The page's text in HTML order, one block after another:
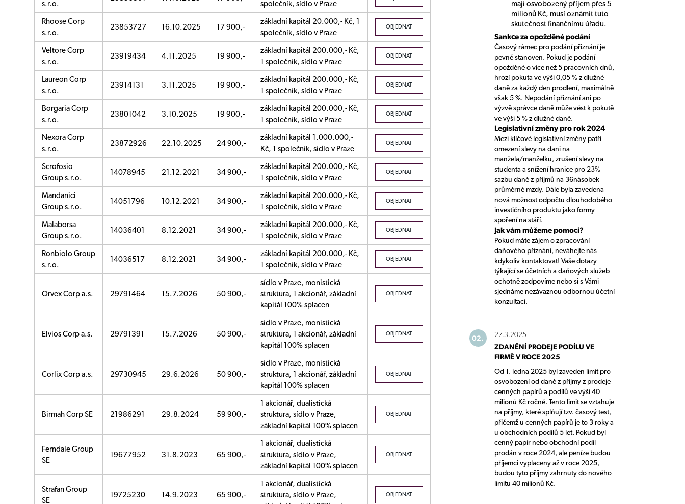
s.r.o.
společník, sídlo v Praze
Rhoose Corp
s.r.o.
23853727 16.10.2025 17 900,-
základní kapitál 20.000,- Kč, 1
společník, sídlo v Praze
OBJEDNAT
Veltore Corp
s.r.o.
23919434 4.11.2025 19 900,-
základní kapitál 200.000,- Kč,
1 společník, sídlo v Praze
OBJEDNAT
Laureon Corp
s.r.o.
23914131 3.11.2025 19 900,-
základní kapitál 200.000,- Kč,
1 společník, sídlo v Praze
OBJEDNAT
Borgaria Corp
s.r.o.
23801042 3.10.2025 19 900,-
základní kapitál 200.000,- Kč,
1 společník, sídlo v Praze
OBJEDNAT
Nexora Corp
s.r.o.
23872926 22.10.2025 24 900,-
základní kapitál 1.000.000,-
Kč, 1 společník, sídlo v Praze
OBJEDNAT
Scrofosio
Group s.r.o.
14078945 21.12.2021 34 900,-
základní kapitál 200.000,- Kč,
1 společník, sídlo v Praze
OBJEDNAT
Mandanici
Group s.r.o.
14051796 10.12.2021 34 900,-
základní kapitál 200.000,- Kč,
1 společník, sídlo v Praze
OBJEDNAT
Malaborsa
Group s.r.o.
14036401 8.12.2021 34 900,-
základní kapitál 200.000,- Kč,
1 společník, sídlo v Praze
OBJEDNAT
Ronbiolo Group
s.r.o.
14036517 8.12.2021 34 900,-
základní kapitál 200.000,- Kč,
1 společník, sídlo v Praze
OBJEDNAT
Orvex Corp a.s. 29791464 15.7.2026 50 900,-
sídlo v Praze, monistická
struktura, 1 akcionář, základní
kapitál 100% splacen
OBJEDNAT
Elvios Corp a.s. 29791391 15.7.2026 50 900,-
sídlo v Praze, monistická
struktura, 1 akcionář, základní
kapitál 100% splacen
OBJEDNAT
Corlix Corp a.s. 29730945 29.6.2026 50 900,-
sídlo v Praze, monistická
struktura, 1 akcionář, základní
kapitál 100% splacen
OBJEDNAT
Birmah Corp SE 21986291 29.8.2024 59 900,-
1 akcionář, dualistická
struktura, sídlo v Praze,
základní kapitál 100% splacen
OBJEDNAT
Ferndale Group
SE
19677952 31.8.2023 65 900,-
1 akcionář, dualistická
struktura, sídlo v Praze,
základní kapitál 100% splacen
OBJEDNAT
Strafan Group
SE
19725230 14.9.2023 65 900,-
1 akcionář, dualistická
struktura, sídlo v Praze,
OBJEDNAT
mají osvobozený příjem přes 5
milionů Kč, musí oznámit tuto
skutečnost finančnímu úřadu.
Sankce za opožděné podání
Časový rámec pro podání přiznání je
pevně stanoven. Pokud je podání
opožděné o více než 5 pracovních dnů,
hrozí pokuta ve výši 0,05 % z dlužné
daně za každý den prodlení, maximálně
však 5 %. Nepodání přiznání ani po
výzvě správce daně může vést k pokutě
ve výši 5 % z dlužné daně.
Legislativní změny pro rok 2024
Mezi klíčové legislativní změny patří
omezení slevy na dani na
manžela/manželku, zrušení slevy na
studenta a snížení hranice pro 23%
sazbu daně z příjmů na 36násobek
průměrné mzdy. Dále byla zavedena
nová možnost odpočtu dlouhodobého
investičního produktu jako formy
spoření na stáří.
Jak vám můžeme pomoci?
Pokud máte zájem o zpracování
daňového přiznání, neváhejte nás
kdykoliv kontaktovat! Vaše dotazy
týkající se účetních a daňových služeb
ochotně zodpovíme nebo si s Vámi
sjednáme nezávaznou odbornou účetní
konzultaci.
02.
27.3.2025
ZDANĚNÍ PRODEJE PODÍLU VE
FIRMĚ V ROCE 2025
Od 1. ledna 2025 byl zaveden limit pro
osvobození od daně z příjmy z prodeje
cenných papírů a podílů ve výši 40
milionů Kč ročně. Tento limit se vztahuje
na příjmy, které splňují tzv. časový test,
přičemž u cenných papírů je to 3 roky a
u obchodních podílů 5 let. Pokud byl
cenný papír nebo obchodní podíl
prodán v roce 2024, ale peníze budou
příjemci vyplaceny až v roce 2025,
budou tyto příjmy zahrnuty do nového
limitu 40 milionů Kč.